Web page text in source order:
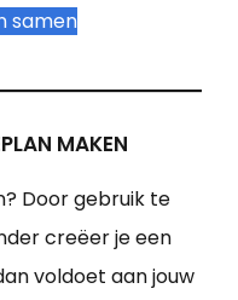
samen
MAKEN
Door gebruik te
creëer je een
voldoet aan jouw